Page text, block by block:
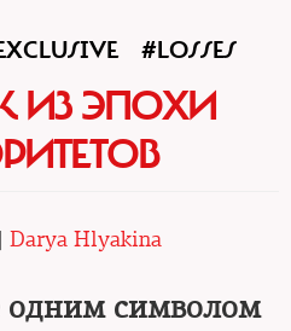
#LOSSES
ИЗ ЭПОХИ
Darya Hlyakina
одним символом